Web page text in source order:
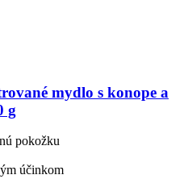
mydlo s konope a
g
pokožku
účinkom